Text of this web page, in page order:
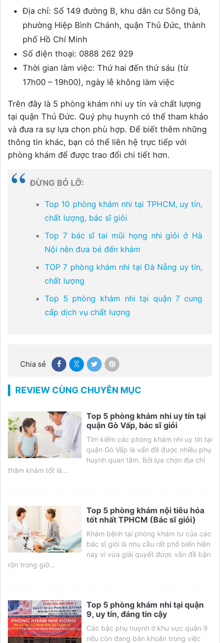
Địa chỉ: Số 149 đường B, khu dân cư Sông Đà,
phường Hiệp Bình Chánh, quận Thủ Đức, thành
phố Hồ Chí Minh
Số điện thoại: 0888 262 929
Thời gian làm việc: Thứ hai đến thứ sáu (từ
17h00 – 19h00), ngày lễ không làm việc
Trên đây là 5 phòng khám nhi uy tín và chất lượng
tại quận Thủ Đức. Quý phụ huynh có thể tham khảo
và đưa ra sự lựa chọn phù hợp. Để biết thêm những
thông tin khác, bạn có thể liên hệ trực tiếp với
phòng khám để được trao đổi chi tiết hơn.
ĐỪNG BỎ LỠ:
Top 10 phòng khám nhi tại TPHCM, uy tín,
chất lượng, bác sĩ giỏi
Top 7 bác sĩ tai mũi họng nhi giỏi ở Hà
Nội nên đưa bé đến khám
TOP 7 phòng khám nhi tại Đà Nẵng uy tín,
chất lượng
Top 5 phòng khám nhi tại quận 7 cung
cấp dịch vụ chất lượng
Chia sẻ
REVIEW CÙNG CHUYÊN MỤC
Top 5 phòng khám nhi uy tín tại
quận Gò Vấp, bác sĩ giỏi
Tìm kiếm các phòng khám nhi uy tín tại
quận Gò Vấp là vấn đề được nhiều phụ
huynh quan tâm. Bởi lựa chọn địa chỉ
thăm khám tốt là...
Top 5 phòng khám nội tiêu hóa
tốt nhất TPHCM (Bác sĩ giỏi)
Khám bệnh tại phòng khám tư của các
bác sĩ giỏi là nhu cầu rất phổ biến hiện
nay vì vừa giải quyết được vấn đề bận
rộn trong giờ...
Top 5 phòng khám nhi tại quận
9, uy tín, đáng tin cậy
Các bậc phụ huynh ở khu vực quận 9
nếu còn đang băn khoăn trong việc